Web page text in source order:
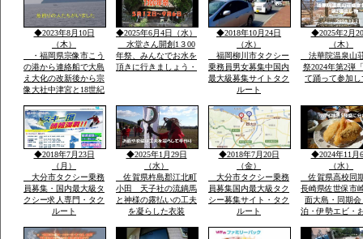
◆2023年8月10日
（木）
・福岡県宗像市こう
の港から連絡船で大島
え大化の改新後から宗
像大社中津宮と18世紀
宮遥拝所「神宿る島」
沖ノ島ユネスコ世界遺
産構成資産郡島には最
新の宗像市みなとタク
シー1台常時待機
◆2025年6月4日（水）
水堂さん開創1３00
年祭、みんなでお水を
頂きに行きましょう・
◆2018年10月24日
（水）
福岡柳川市タクシー
乗務員男女募集中国内
最大級募集サイトタク
ルート
◆2025年2月
（木）
法華院温泉山
祭2024年第2弾
て踊って参加し
◆2018年7月23日
（月）
大分市タクシー乗務
員募集・国内最大級タ
クシー求人専門・タク
ルート
◆2025年1月29日
（水）
佐賀県杵島郡江北町
小田 天子社の流鏑馬
と神様の露払いの工夫
を凝らした衣装
◆2018年7月20日
（金）
大分市タクシー乗務
員募集国内最大級タク
シー募集サイト・タク
ルート
◆2024年11月
（水）
佐賀県高校同
長崎県佐世保市
面大島・同期会
泊・伊勢エビ・
宿「港町」旅行